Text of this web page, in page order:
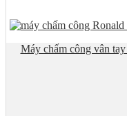
Máy chấm công vân